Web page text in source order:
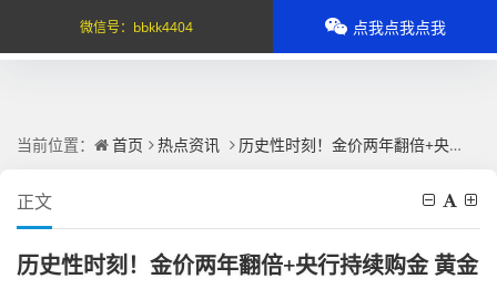
当前位置： 首页 热点资讯 历史性时刻！金价两年翻倍+央行持续购金 黄金取代美债成全球央行第一大储备资产
正文
历史性时刻！金价两年翻倍+央行持续购金 黄金
微信号： bbkk4404 点我点我点我